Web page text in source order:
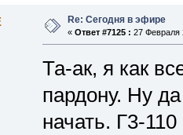
Re: Сегодня в эфире
« Ответ #7125 : 27 Февраля
Та-ак, я как
пардону. Ну
начать. Г3-